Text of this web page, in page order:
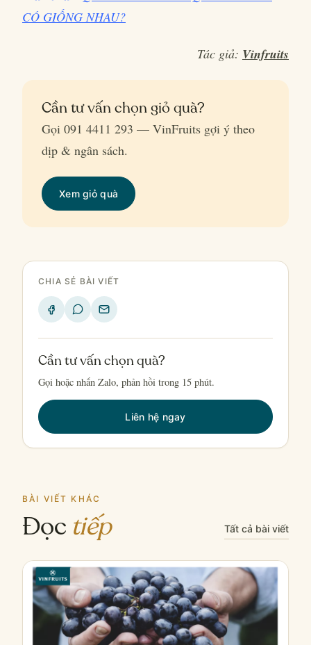
CÓ GIỐNG NHAU?
Tác giả: Vinfruits
Cần tư vấn chọn giỏ quà?
Gọi 091 4411 293 — VinFruits gợi ý theo
dịp & ngân sách.
Xem giỏ quà
CHIA SẺ BÀI VIẾT
Cần tư vấn chọn quà?
Gọi hoặc nhắn Zalo, phản hồi trong 15 phút.
Liên hệ ngay
BÀI VIẾT KHÁC
Đọc tiếp Tất cả bài viết